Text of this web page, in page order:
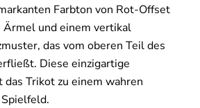
Farbton von Rot-Offset
und einem vertikal
das vom oberen Teil des
Diese einzigartige
das Trikot zu einem wahren